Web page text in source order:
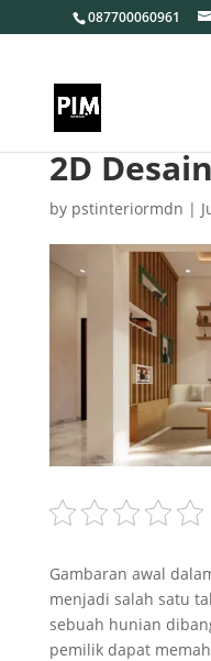
087700060961
2D
by pstinteriormdn |
Gambaran awal
menjadi salah satu
sebuah hunian
pemilik dapat